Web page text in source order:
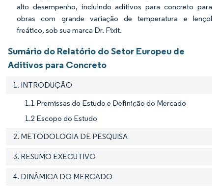
alto desempenho, incluindo aditivos para concreto para
obras com grande variação de temperatura e lençol
freático, sob sua marca Dr. Fixit.
Sumário do Relatório do Setor Europeu de
Aditivos para Concreto
1. INTRODUÇÃO
1.1 Premissas do Estudo e Definição do Mercado
1.2 Escopo do Estudo
2. METODOLOGIA DE PESQUISA
3. RESUMO EXECUTIVO
4. DINÂMICA DO MERCADO